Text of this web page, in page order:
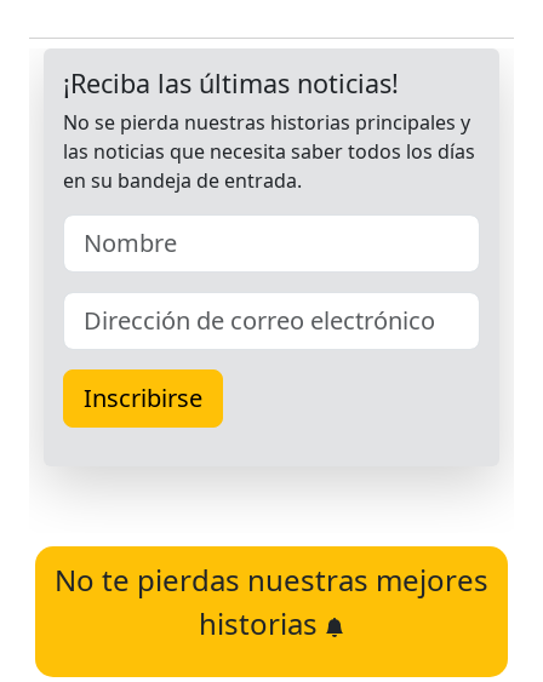
No te pierdas nuestras mejores
historias